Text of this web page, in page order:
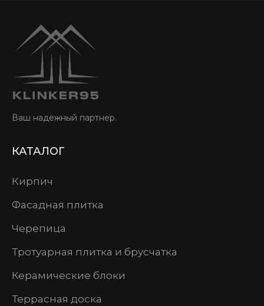
Ваш надежный партнер.
КАТАЛОГ
Кирпич
Фасадная плитка
Черепица
Тротуарная плитка и брусчатка
Керамические блоки
Террасная доска